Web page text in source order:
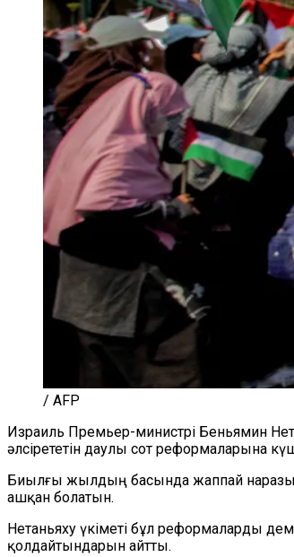
/ AFP
Израиль Премьер-министрі Беньямин
әлсірететін даулы сот реформаларына
Биылғы жылдың басында жаппай
ашқан болатын.
Нетаньяху үкіметі бұл реформаларды
қолдайтындарын айтты.